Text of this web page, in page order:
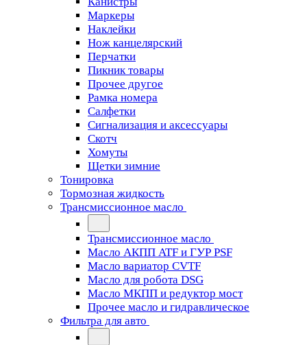
Маркеры
Наклейки
Нож канцелярский
Перчатки
Пикник товары
Прочее другое
Рамка номера
Салфетки
Сигнализация и аксессуары
Скотч
Хомуты
Щетки зимние
Тонировка
Тормозная жидкость
Трансмиссионное масло
Трансмиссионное масло
Масло АКПП ATF и ГУР PSF
Масло вариатор CVTF
Масло для робота DSG
Масло МКПП и редуктор мост
Прочее масло и гидравлическое
Фильтра для авто